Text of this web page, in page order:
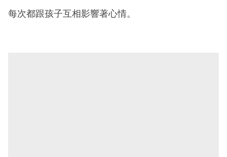
每次都跟孩子互相影響著心情。